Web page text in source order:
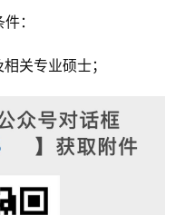
：
关专业硕士；